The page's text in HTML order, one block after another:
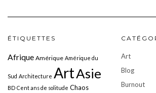
ÉTIQUETTES
Afrique Amérique Amérique du
Sud Architecture ArtAsie
BD Cent ans de solitude Chaos
Art
Blog
Burnout